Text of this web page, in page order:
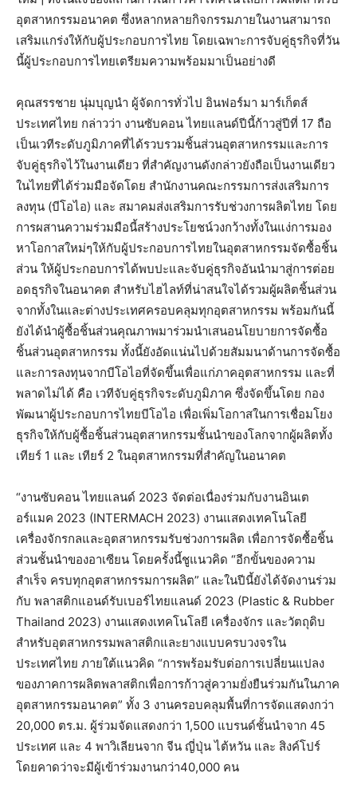
อุตสาหกรรมอนาคต ซึ่งหลากหลายกิจกรรมภายในงานสามารถ
เสริมแกร่งให้กับผู้ประกอบการไทย โดยเฉพาะการจับคู่ธุรกิจที่วัน
นี้ผู้ประกอบการไทยเตรียมความพร้อมมาเป็นอย่างดี
คุณสรรชาย นุ่มบุญนำ ผู้จัดการทั่วไป อินฟอร์มา มาร์เก็ตส์
ประเทศไทย กล่าวว่า งานซับคอน ไทยแลนด์ปีนี้ก้าวสู่ปีที่ 17 ถือ
เป็นเวทีระดับภูมิภาคที่ได้รวบรวมชิ้นส่วนอุตสาหกรรมและการ
จับคู่ธุรกิจไว้ในงานเดียว ที่สำคัญงานดังกล่าวยังถือเป็นงานเดียว
ในไทยที่ได้ร่วมมือจัดโดย สำนักงานคณะกรรมการส่งเสริมการ
ลงทุน (บีโอไอ) และ สมาคมส่งเสริมการรับช่วงการผลิตไทย โดย
การผสานความร่วมมือนี้สร้างประโยชน์วงกว้างทั้งในแง่การมอง
หาโอกาสใหม่ๆให้กับผู้ประกอบการไทยในอุตสาหกรรมจัดซื้อชิ้น
ส่วน ให้ผู้ประกอบการได้พบปะและจับคู่ธุรกิจอันนำมาสู่การต่อย
อดธุรกิจในอนาคต สำหรับไฮไลท์ที่น่าสนใจได้รวมผู้ผลิตชิ้นส่วน
จากทั้งในและต่างประเทศครอบคลุมทุกอุตสาหกรรม พร้อมกันนี้
ยังได้นำผู้ซื้อชิ้นส่วนคุณภาพมาร่วมนำเสนอนโยบายการจัดซื้อ
ชิ้นส่วนอุตสาหกรรม ทั้งนี้ยังอัดแน่นไปด้วยสัมมนาด้านการจัดซื้อ
และการลงทุนจากบีโอไอที่จัดขึ้นเพื่อแก่ภาคอุตสาหกรรม และที่
พลาดไม่ได้ คือ เวทีจับคู่ธุรกิจระดับภูมิภาค ซึ่งจัดขึ้นโดย กอง
พัฒนาผู้ประกอบการไทยบีโอไอ เพื่อเพิ่มโอกาสในการเชื่อมโยง
ธุรกิจให้กับผู้ซื้อชิ้นส่วนอุตสาหกรรมชั้นนำของโลกจากผู้ผลิตทั้ง
เทียร์ 1 และ เทียร์ 2 ในอุตสาหกรรมที่สำคัญในอนาคต
“งานซับคอน ไทยแลนด์ 2023 จัดต่อเนื่องร่วมกับงานอินเต
อร์แมค 2023 (INTERMACH 2023) งานแสดงเทคโนโลยี
เครื่องจักรกลและอุตสาหกรรมรับช่วงการผลิต เพื่อการจัดซื้อชิ้น
ส่วนชั้นนำของอาเซียน โดยครั้งนี้ชูแนวคิด “อีกขั้นของความ
สำเร็จ ครบทุกอุตสาหกรรมการผลิต” และในปีนี้ยังได้จัดงานร่วม
กับ พลาสติกแอนด์รับเบอร์ไทยแลนด์ 2023 (Plastic & Rubber
Thailand 2023) งานแสดงเทคโนโลยี เครื่องจักร และวัตถุดิบ
สำหรับอุตสาหกรรมพลาสติกและยางแบบครบวงจรใน
ประเทศไทย ภายใต้แนวคิด “การพร้อมรับต่อการเปลี่ยนแปลง
ของภาคการผลิตพลาสติกเพื่อการก้าวสู่ความยั่งยืนร่วมกันในภาค
อุตสาหกรรมอนาคต” ทั้ง 3 งานครอบคลุมพื้นที่การจัดแสดงกว่า
20,000 ตร.ม. ผู้ร่วมจัดแสดงกว่า 1,500 แบรนด์ชั้นนำจาก 45
ประเทศ และ 4 พาวิเลียนจาก จีน ญี่ปุ่น ไต้หวัน และ สิงค์โปร์
โดยคาดว่าจะมีผู้เข้าร่วมงานกว่า40,000 คน